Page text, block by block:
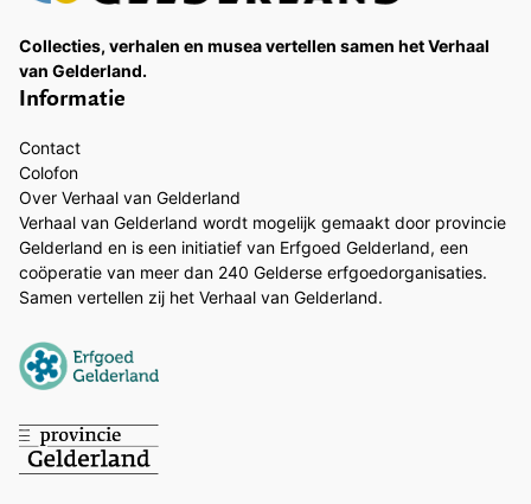
Collecties, verhalen en musea vertellen samen het Verhaal
van Gelderland.
Informatie
Contact
Colofon
Over Verhaal van Gelderland
Verhaal van Gelderland wordt mogelijk gemaakt door provincie
Gelderland en is een initiatief van Erfgoed Gelderland, een
coöperatie van meer dan 240 Gelderse erfgoedorganisaties.
Samen vertellen zij het Verhaal van Gelderland.